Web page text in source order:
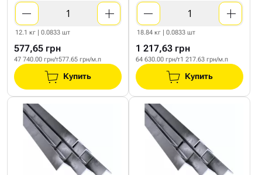
12.1 кг | 0.0833 шт
577,65 грн
47 740.00 грн/т577.65 грн/м.п
Купить
18.84 кг | 0.0833 шт
1 217,63 грн
64 630.00 грн/т1 217.63 грн/м.п
Купить